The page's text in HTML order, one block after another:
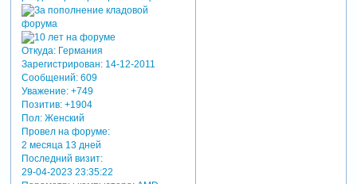
Откуда:Германия
Зарегистрирован: 14-12-2011
Сообщений:609
Уважение: +749
Позитив: +1904
Пол:Женский
Провел на форуме:
2 месяца 13 дней
Последний визит:
29-04-2023 23:35:22